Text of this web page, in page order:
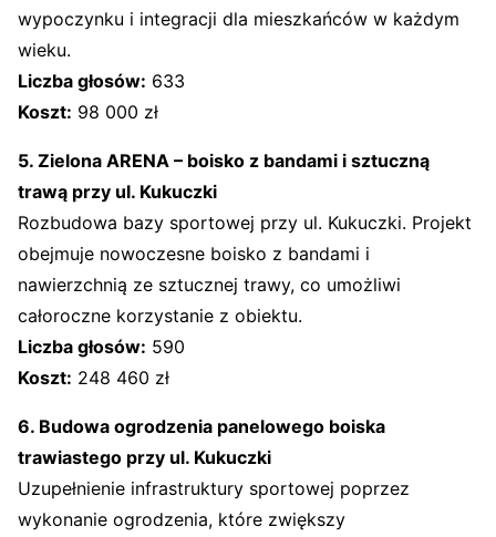
wypoczynku i integracji dla mieszkańców w każdym
wieku.
Liczba głosów: 633
Koszt: 98 000 zł
5. Zielona ARENA – boisko z bandami i sztuczną
trawą przy ul. Kukuczki
Rozbudowa bazy sportowej przy ul. Kukuczki. Projekt
obejmuje nowoczesne boisko z bandami i
nawierzchnią ze sztucznej trawy, co umożliwi
całoroczne korzystanie z obiektu.
Liczba głosów: 590
Koszt: 248 460 zł
6. Budowa ogrodzenia panelowego boiska
trawiastego przy ul. Kukuczki
Uzupełnienie infrastruktury sportowej poprzez
wykonanie ogrodzenia, które zwiększy